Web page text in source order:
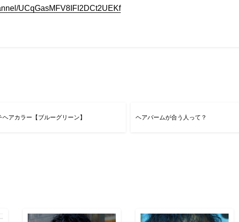
UCqGasMFV8IFI2DCt2UEKf
アカラー【ブルーグリーン】 ヘアバームが合う人って？